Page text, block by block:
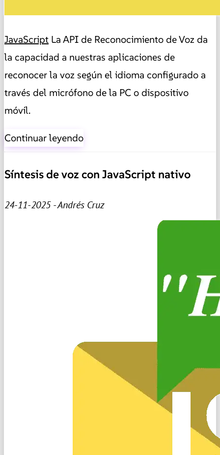
JavaScript La API de Reconocimiento de Voz da
la capacidad a nuestras aplicaciones de
reconocer la voz según el idioma configurado a
través del micrófono de la PC o dispositivo
móvil.
Continuar leyendo
Síntesis de voz con JavaScript nativo
24-11-2025 - Andrés Cruz